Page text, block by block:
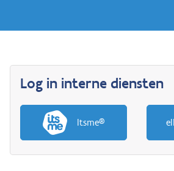
Log in interne diensten
Itsme®